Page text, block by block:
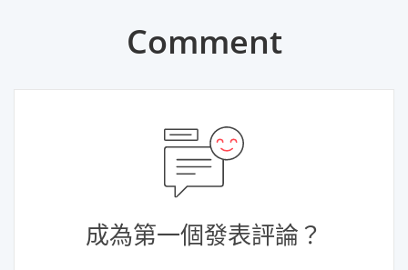
Comment
成為第一個發表評論？